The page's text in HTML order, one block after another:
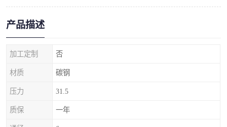
产品描述
加工定制 否
材质 碳钢
压力 31.5
质保 一年